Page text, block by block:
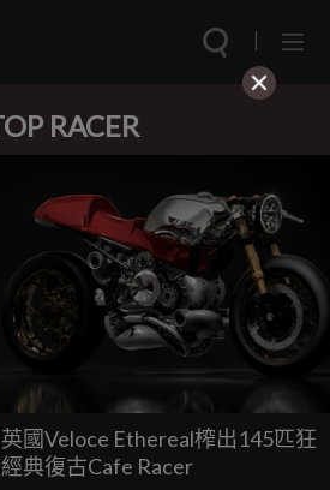
RACER
國Veloce Ethereal榨出145匹狂
典復古Cafe Racer